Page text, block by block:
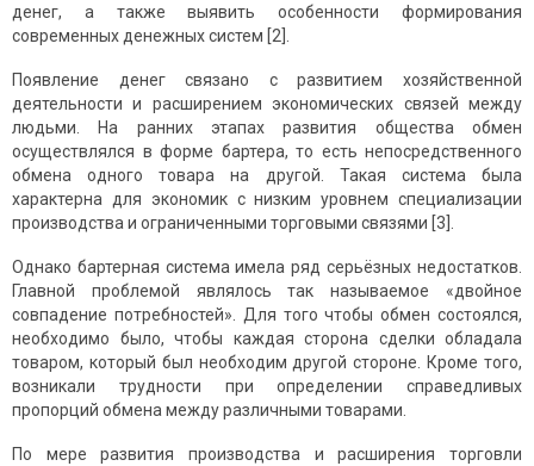
денег, а также выявить особенности формирования
современных денежных систем [2].
Появление денег связано с развитием хозяйственной
деятельности и расширением экономических связей между
людьми. На ранних этапах развития общества обмен
осуществлялся в форме бартера, то есть непосредственного
обмена одного товара на другой. Такая система была
характерна для экономик с низким уровнем специализации
производства и ограниченными торговыми связями [3].
Однако бартерная система имела ряд серьёзных недостатков.
Главной проблемой являлось так называемое «двойное
совпадение потребностей». Для того чтобы обмен состоялся,
необходимо было, чтобы каждая сторона сделки обладала
товаром, который был необходим другой стороне. Кроме того,
возникали трудности при определении справедливых
пропорций обмена между различными товарами.
По мере развития производства и расширения торговли